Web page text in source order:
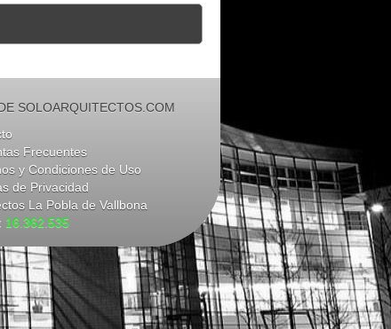
SOLOARQUITECTOS.COM
Frecuentes
y Condiciones de Uso
de Privacidad
La Pobla de Vallbona
16.362.535